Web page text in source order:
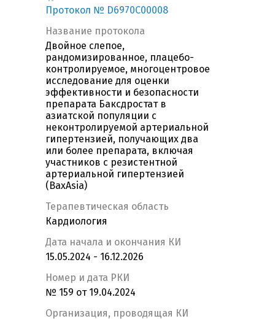
Протокол № D6970C00008
Название протокола
Двойное слепое,
рандомизированное, плацебо-
контролируемое, многоцентровое
исследование для оценки
эффективности и безопасности
препарата Баксдростат в
азиатской популяции с
неконтролируемой артериальной
гипертензией, получающих два
или более препарата, включая
участников с резистентной
артериальной гипертензией
(BaxAsia)
Терапевтическая область
Кардиология
Дата начала и окончания КИ
15.05.2024 - 16.12.2026
Номер и дата РКИ
№ 159 от 19.04.2024
Организация, проводящая КИ